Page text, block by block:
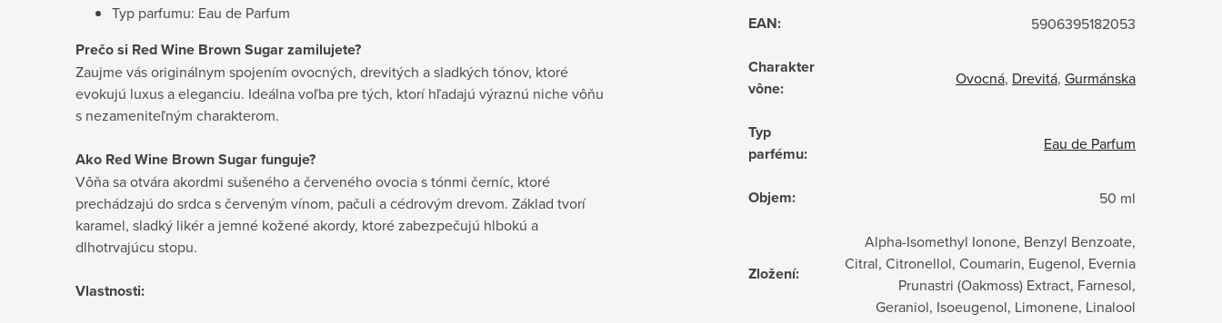
Typ parfumu: Eau de Parfum
Prečo si Red Wine Brown Sugar zamilujete?
Zaujme vás originálnym spojením ovocných, drevitých a sladkých tónov, ktoré
evokujú luxus a eleganciu. Ideálna voľba pre tých, ktorí hľadajú výraznú niche vôňu
s nezameniteľným charakterom.
Ako Red Wine Brown Sugar funguje?
Vôňa sa otvára akordmi sušeného a červeného ovocia s tónmi černíc, ktoré
prechádzajú do srdca s červeným vínom, pačuli a cédrovým drevom. Základ tvorí
karamel, sladký likér a jemné kožené akordy, ktoré zabezpečujú hlbokú a
dlhotrvajúcu stopu.
Vlastnosti:
EAN: 5906395182053
Charakter
vône: Ovocná, Drevitá, Gurmánska
Typ
parfému: Eau de Parfum
Objem: 50 ml
Zložení:
Alpha-Isomethyl Ionone, Benzyl Benzoate,
Citral, Citronellol, Coumarin, Eugenol, Evernia
Prunastri (Oakmoss) Extract, Farnesol,
Geraniol, Isoeugenol, Limonene, Linalool